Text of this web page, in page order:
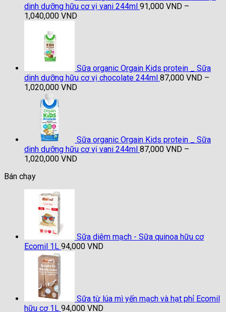
dinh dưỡng hữu cơ vị vani 244ml 91,000 VND –
1,040,000 VNDKhoảng
1,040,000 VND
Sữa organic Orgain Kids protein _ Sữa
dinh dưỡng hữu cơ vị chocolate 244ml 87,000 VND –
1,020,000 VNDKhoảng
1,020,000 VND
Sữa organic Orgain Kids protein _ Sữa
dinh dưỡng hữu cơ vị vani 244ml 87,000 VND –
1,020,000 VNDKhoảng
Bán chạy
Sữa diêm mạch - Sữa quinoa hữu cơ
Ecomil 1L 94,000 VND
Sữa từ lúa mì yến mạch và hạt phỉ Ecomil
hữu cơ 1L 94,000 VND